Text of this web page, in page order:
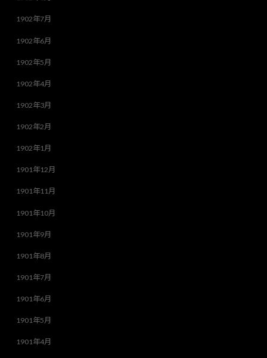
1902年7月
1902年6月
1902年5月
1902年4月
1902年3月
1902年2月
1902年1月
1901年12月
1901年11月
1901年10月
1901年9月
1901年8月
1901年7月
1901年6月
1901年5月
1901年4月